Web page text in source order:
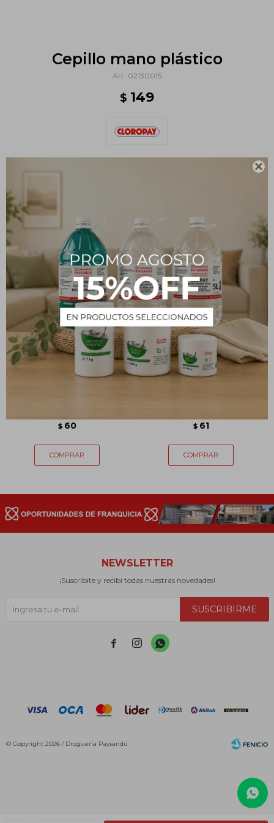

Cepillo mano plástico
02130015
$ 149
PRODUCTOS QUE TE PUEDEN INTERESAR
$ 60 $ 61
NEWSLETTER
¡Suscribite y recibí todas nuestras novedades!
SUSCRIBIRME
  
© Copyright 2026 / Droguería Paysandú